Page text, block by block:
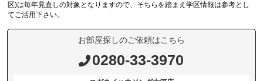
区)は毎年見直しの対象となりますので、そちらを踏まえ学区情報は参考とし
てご活用下さい。
お部屋探しのご依頼はこちら
0280-33-3970